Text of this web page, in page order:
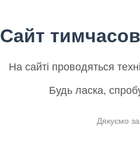
Сайт
На сайті проводяться
Будь ласка,
Дякуємо за